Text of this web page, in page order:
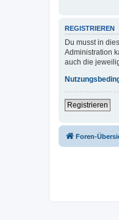
REGISTRIEREN
Du musst in
Administration
auch die
Registrieren
Foren-